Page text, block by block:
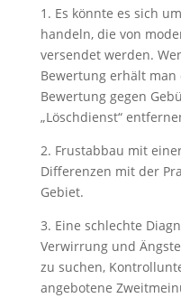
1. Es könnte es sich
handeln, die von
versendet werden.
Bewertung erhält
Bewertung gegen
„Löschdienst“
2. Frustabbau mit
Differenzen mit der
Gebiet.
3. Eine schlechte
Verwirrung und
zu suchen,
angebotene